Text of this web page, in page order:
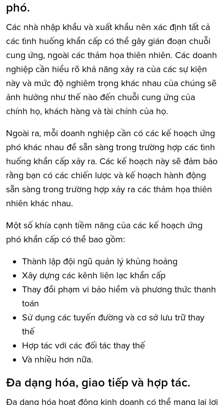
phó.
Các nhà nhập khẩu và xuất khẩu nên xác định tất cả
các tình huống khẩn cấp có thể gây gián đoạn chuỗi
cung ứng, ngoài các thảm họa thiên nhiên. Các doanh
nghiệp cần hiểu rõ khả năng xảy ra của các sự kiện
này và mức độ nghiêm trọng khác nhau của chúng sẽ
ảnh hưởng như thế nào đến chuỗi cung ứng của
chính họ, khách hàng và tài chính của họ.
Ngoài ra, mỗi doanh nghiệp cần có các kế hoạch ứng
phó khác nhau để sẵn sàng trong trường hợp các tình
huống khẩn cấp xảy ra. Các kế hoạch này sẽ đảm bảo
rằng bạn có các chiến lược và kế hoạch hành động
sẵn sàng trong trường hợp xảy ra các thảm họa thiên
nhiên khác nhau.
Một số khía cạnh tiềm năng của các kế hoạch ứng
phó khẩn cấp có thể bao gồm:
Thành lập đội ngũ quản lý khủng hoảng
Xây dựng các kênh liên lạc khẩn cấp
Thay đổi phạm vi bảo hiểm và phương thức thanh
toán
Sử dụng các tuyến đường và cơ sở lưu trữ thay
thế
Hợp tác với các đối tác thay thế
Và nhiều hơn nữa.
Đa dạng hóa, giao tiếp và hợp tác.
Đa dạng hóa hoạt động kinh doanh có thể mang lại lợi